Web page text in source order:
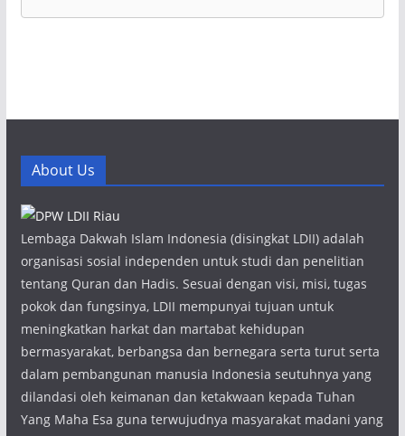
About Us
Lembaga Dakwah Islam Indonesia (disingkat LDII) adalah
organisasi sosial independen untuk studi dan penelitian
tentang Quran dan Hadis. Sesuai dengan visi, misi, tugas
pokok dan fungsinya, LDII mempunyai tujuan untuk
meningkatkan harkat dan martabat kehidupan
bermasyarakat, berbangsa dan bernegara serta turut serta
dalam pembangunan manusia Indonesia seutuhnya yang
dilandasi oleh keimanan dan ketakwaan kepada Tuhan
Yang Maha Esa guna terwujudnya masyarakat madani yang